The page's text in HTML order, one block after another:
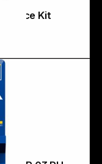
18V 5Ah Power Source Kit